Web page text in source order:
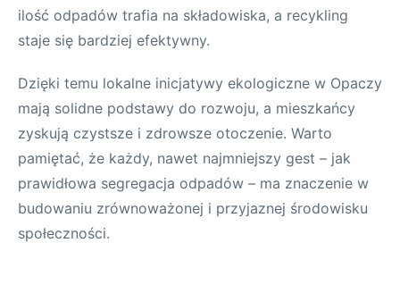
ilość odpadów trafia na składowiska, a recykling
staje się bardziej efektywny.
Dzięki temu lokalne inicjatywy ekologiczne w Opaczy
mają solidne podstawy do rozwoju, a mieszkańcy
zyskują czystsze i zdrowsze otoczenie. Warto
pamiętać, że każdy, nawet najmniejszy gest – jak
prawidłowa segregacja odpadów – ma znaczenie w
budowaniu zrównoważonej i przyjaznej środowisku
społeczności.